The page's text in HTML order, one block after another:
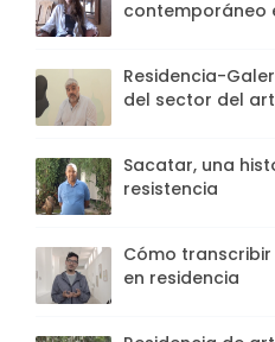
contemporáneo
Residencia-
del sector del
Sacatar, una
resistencia
Cómo
en residencia